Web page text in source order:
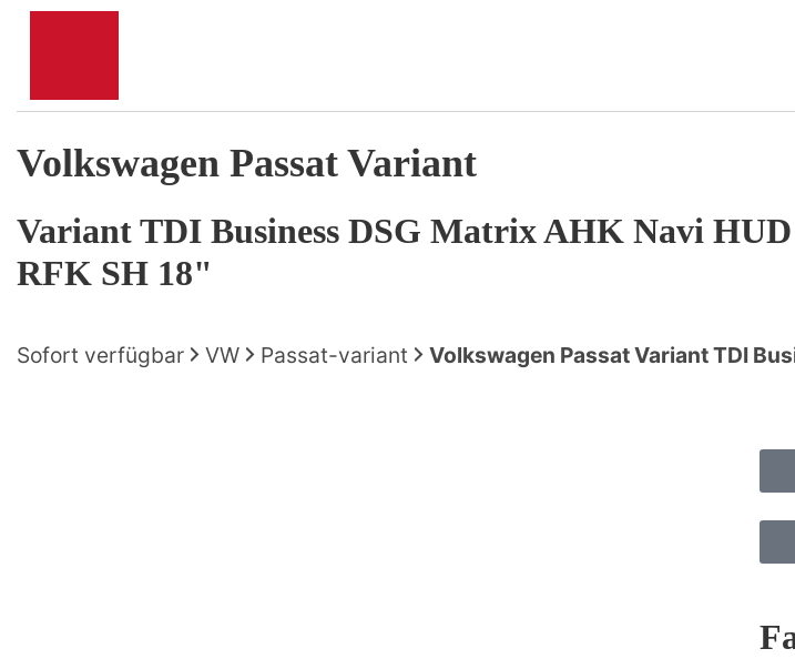
Volkswagen Passat Variant
Variant TDI Business DSG Matrix AHK Navi
RFK SH 18"
Sofort verfügbar VW Passat-variant Volkswagen Passat Variant TDI